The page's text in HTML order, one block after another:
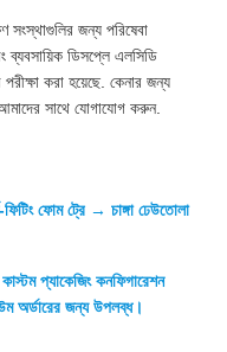
সংস্থাগুলির জন্য পরিষেবা
ডিসপ্লে এলসিডি
করা হয়েছে. কেনার জন্য
সাথে যোগাযোগ করুন.
ফিটিং ফোম ট্রে → চাঙ্গা ঢেউতোলা
প্যাকেজিং কনফিগারেশন
অর্ডারের জন্য উপলব্ধ।